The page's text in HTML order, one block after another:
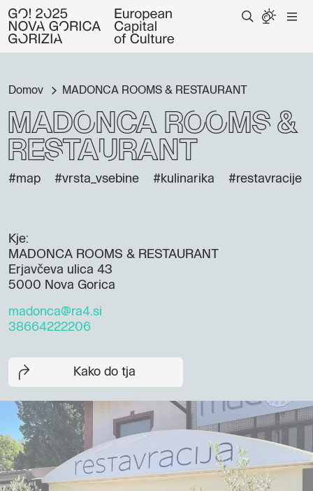
Domov MADONCA ROOMS & RESTAURANT
MADONCA ROOMS &
RESTAURANT
#map #vrsta_vsebine #kulinarika #restavracije
Kje:
MADONCA ROOMS & RESTAURANT
Erjavčeva ulica 43
5000 Nova Gorica
madonca@ra4.si
38664222206
Kako do tja